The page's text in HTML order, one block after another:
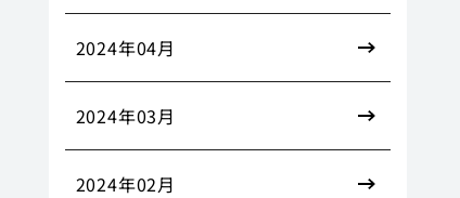
2024年04月
2024年03月
2024年02月